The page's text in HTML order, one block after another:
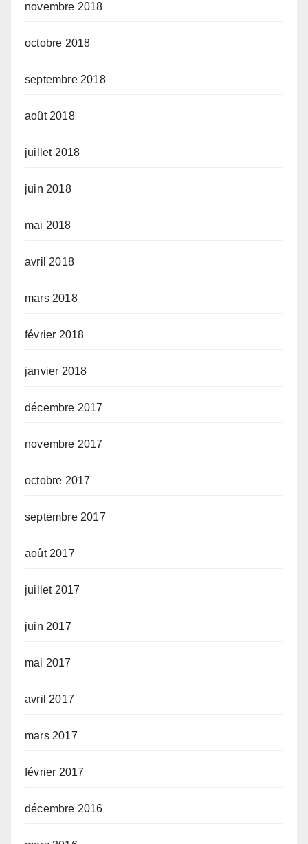
novembre 2018
octobre 2018
septembre 2018
août 2018
juillet 2018
juin 2018
mai 2018
avril 2018
mars 2018
février 2018
janvier 2018
décembre 2017
novembre 2017
octobre 2017
septembre 2017
août 2017
juillet 2017
juin 2017
mai 2017
avril 2017
mars 2017
février 2017
décembre 2016